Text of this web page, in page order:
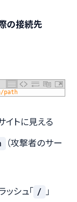
の接続先
path
イトに見える
（攻撃者のサー
シュ「 / 」